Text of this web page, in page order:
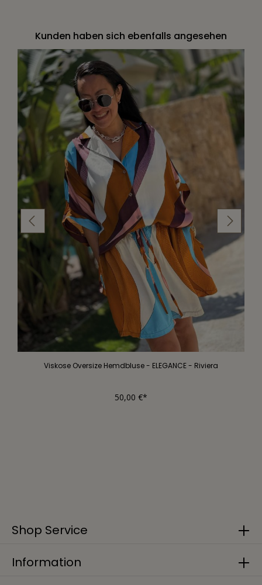
Kunden haben sich ebenfalls angesehen
Viskose Oversize Hemdbluse - ELEGANCE - Riviera
50,00 €*
Shop Service
Information